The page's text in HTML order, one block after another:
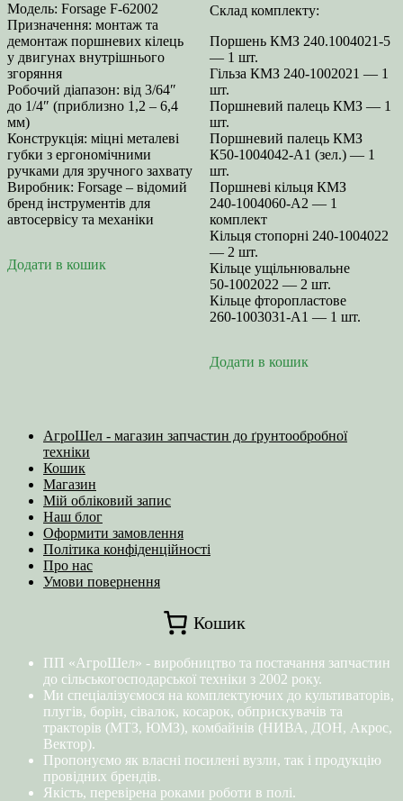
Модель: Forsage F-62002
Призначення: монтаж та
демонтаж поршневих кілець
у двигунах внутрішнього
згоряння
Робочий діапазон: від 3/64″
до 1/4″ (приблизно 1,2 – 6,4
мм)
Конструкція: міцні металеві
губки з ергономічними
ручками для зручного захвату
Виробник: Forsage – відомий
бренд інструментів для
автосервісу та механіки
Додати в кошик
Склад комплекту:
Поршень КМЗ 240.1004021‑5
— 1 шт.
Гільза КМЗ 240‑1002021 — 1
шт.
Поршневий палець КМЗ — 1
шт.
Поршневий палець КМЗ
К50‑1004042‑А1 (зел.) — 1
шт.
Поршневі кільця КМЗ
240‑1004060‑А2 — 1
комплект
Кільця стопорні 240‑1004022
— 2 шт.
Кільце ущільнювальне
50‑1002022 — 2 шт.
Кільце фторопластове
260‑1003031‑А1 — 1 шт.
Додати в кошик
АгроШел - магазин запчастин до ґрунтообробної
техніки
Кошик
Магазин
Мій обліковий запис
Наш блог
Оформити замовлення
Політика конфіденційності
Про нас
Умови повернення
Кошик
ПП «АгроШел» - виробництво та постачання запчастин
до сільськогосподарської техніки з 2002 року.
Ми спеціалізуємося на комплектуючих до культиваторів,
плугів, борін, сівалок, косарок, обприскувачів та
тракторів (МТЗ, ЮМЗ), комбайнів (НИВА, ДОН, Акрос,
Вектор).
Пропонуємо як власні посилені вузли, так і продукцію
провідних брендів.
Якість, перевірена роками роботи в полі.